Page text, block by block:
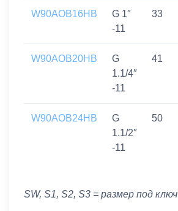
W90AOB16HB
G 1″
-11
33
W90AOB20HB
G
1.1/4″
-11
41
W90AOB24HB
G
1.1/2″
-11
50
SW, S1, S2, S3 = размер под ключ